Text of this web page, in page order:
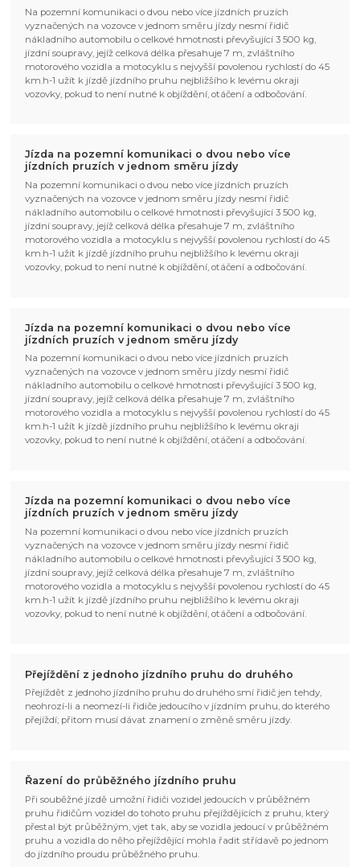
Na pozemní komunikaci o dvou nebo více jízdních pruzích
vyznačených na vozovce v jednom směru jízdy nesmí řidič
nákladního automobilu o celkové hmotnosti převyšující 3 500 kg,
jízdní soupravy, jejíž celková délka přesahuje 7 m, zvláštního
motorového vozidla a motocyklu s nejvyšší povolenou rychlostí do 45
km.h-1 užít k jízdě jízdního pruhu nejbližšího k levému okraji
vozovky, pokud to není nutné k objíždění, otáčení a odbočování.
Jízda na pozemní komunikaci o dvou nebo více
jízdních pruzích v jednom směru jízdy
Na pozemní komunikaci o dvou nebo více jízdních pruzích
vyznačených na vozovce v jednom směru jízdy nesmí řidič
nákladního automobilu o celkové hmotnosti převyšující 3 500 kg,
jízdní soupravy, jejíž celková délka přesahuje 7 m, zvláštního
motorového vozidla a motocyklu s nejvyšší povolenou rychlostí do 45
km.h-1 užít k jízdě jízdního pruhu nejbližšího k levému okraji
vozovky, pokud to není nutné k objíždění, otáčení a odbočování.
Jízda na pozemní komunikaci o dvou nebo více
jízdních pruzích v jednom směru jízdy
Na pozemní komunikaci o dvou nebo více jízdních pruzích
vyznačených na vozovce v jednom směru jízdy nesmí řidič
nákladního automobilu o celkové hmotnosti převyšující 3 500 kg,
jízdní soupravy, jejíž celková délka přesahuje 7 m, zvláštního
motorového vozidla a motocyklu s nejvyšší povolenou rychlostí do 45
km.h-1 užít k jízdě jízdního pruhu nejbližšího k levému okraji
vozovky, pokud to není nutné k objíždění, otáčení a odbočování.
Jízda na pozemní komunikaci o dvou nebo více
jízdních pruzích v jednom směru jízdy
Na pozemní komunikaci o dvou nebo více jízdních pruzích
vyznačených na vozovce v jednom směru jízdy nesmí řidič
nákladního automobilu o celkové hmotnosti převyšující 3 500 kg,
jízdní soupravy, jejíž celková délka přesahuje 7 m, zvláštního
motorového vozidla a motocyklu s nejvyšší povolenou rychlostí do 45
km.h-1 užít k jízdě jízdního pruhu nejbližšího k levému okraji
vozovky, pokud to není nutné k objíždění, otáčení a odbočování.
Přejíždění z jednoho jízdního pruhu do druhého
Přejíždět z jednoho jízdního pruhu do druhého smí řidič jen tehdy,
neohrozí-li a neomezí-li řidiče jedoucího v jízdním pruhu, do kterého
přejíždí; přitom musí dávat znamení o změně směru jízdy.
Řazení do průběžného jízdního pruhu
Při souběžné jízdě umožní řidiči vozidel jedoucích v průběžném
pruhu řidičům vozidel do tohoto pruhu přejíždějících z pruhu, který
přestal být průběžným, vjet tak, aby se vozidla jedoucí v průběžném
pruhu a vozidla do něho přejíždějící mohla řadit střídavě po jednom
do jízdního proudu průběžného pruhu.